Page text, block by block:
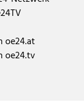
oe24.at
oe24.tv